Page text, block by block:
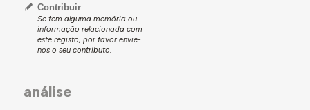
Contribuir
Se tem alguma memória ou
informação relacionada com
este registo, por favor envie-
nos o seu contributo.
análise